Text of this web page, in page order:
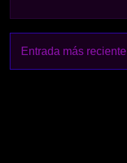
Entrada más reciente